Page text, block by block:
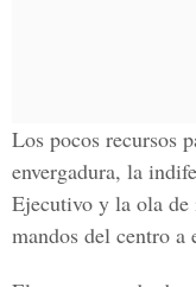
Los pocos recursos
envergadura, la
Ejecutivo y la ola
mandos del centro a